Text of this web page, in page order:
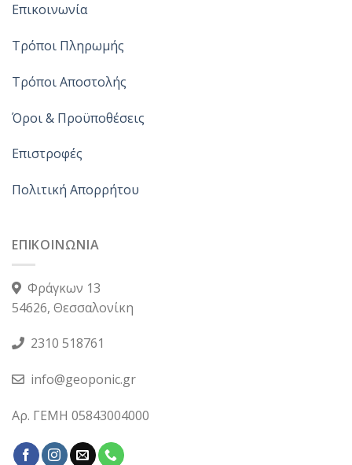
Επικοινωνία
Τρόποι Πληρωμής
Τρόποι Αποστολής
Όροι & Προϋποθέσεις
Επιστροφές
Πολιτική Απορρήτου
ΕΠΙΚΟΙΝΩΝΙΑ
Φράγκων 13
54626, Θεσσαλονίκη
2310 518761
info@geoponic.gr
Αρ. ΓΕΜΗ 05843004000